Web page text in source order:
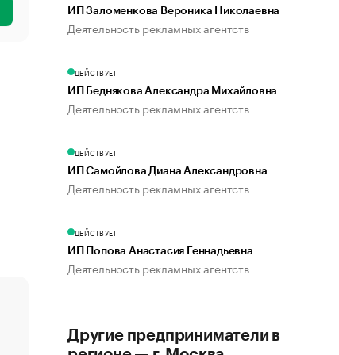
«От спорта тело стареет иначе». Как живет глава
создавшей GTA
ИП Заломенкова Вероника Николаевна
Деятельность рекламных агентств
ДЕЙСТВУЕТ
ИП Беднякова Александра Михайловна
Деятельность рекламных агентств
ДЕЙСТВУЕТ
ИП Самойлова Диана Александровна
Деятельность рекламных агентств
ДЕЙСТВУЕТ
ИП Попова Анастасия Геннадьевна
Деятельность рекламных агентств
Другие предприниматели в